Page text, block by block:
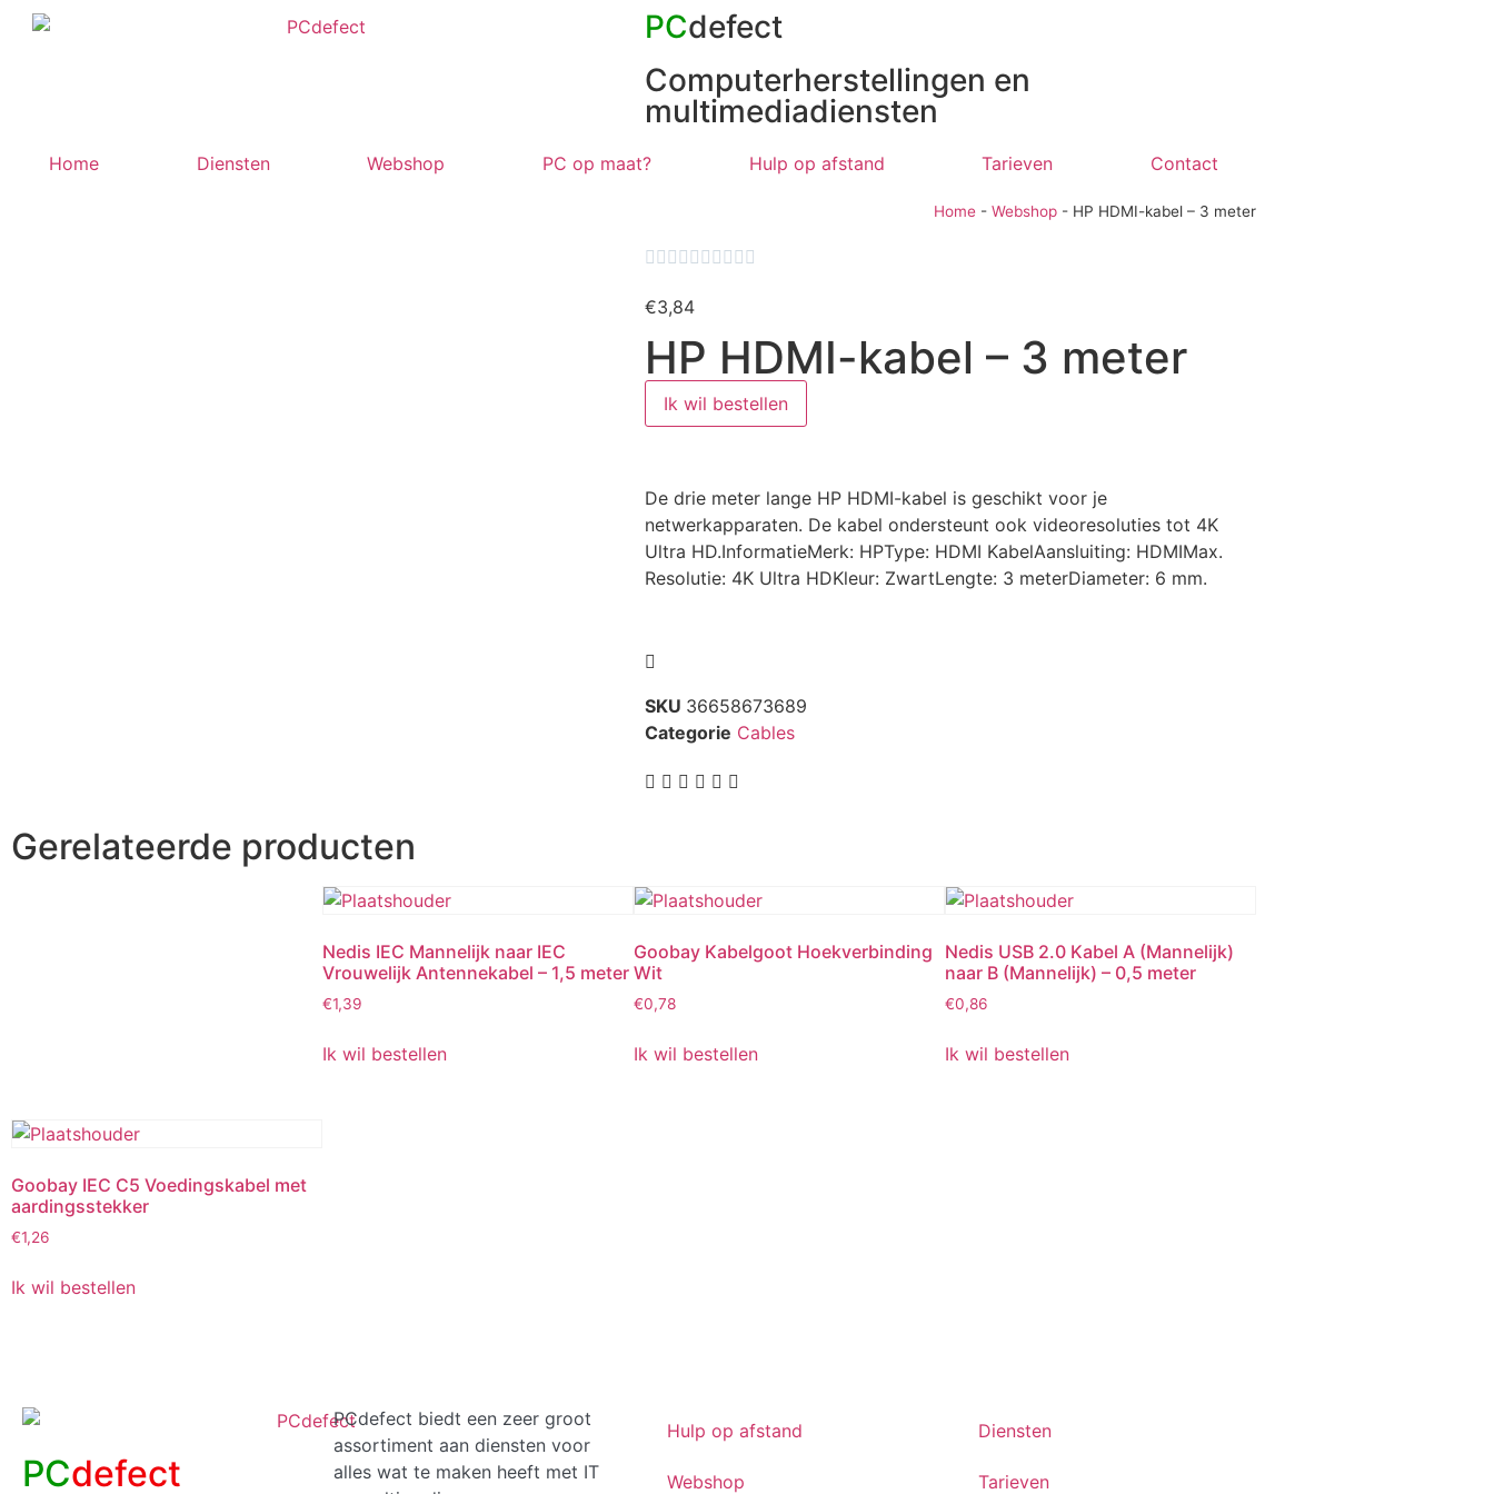
PCdefect
Computerherstellingen en
multimediadiensten
Home Diensten Webshop PC op maat? Hulp op afstand Tarieven Contact
Home - Webshop - HP HDMI-kabel – 3 meter
         
€3,84
HP HDMI-kabel – 3 meter
Ik wil bestellen
De drie meter lange HP HDMI-kabel is geschikt voor je
netwerkapparaten. De kabel ondersteunt ook videoresoluties tot 4K
Ultra HD.InformatieMerk: HPType: HDMI KabelAansluiting: HDMIMax.
Resolutie: 4K Ultra HDKleur: ZwartLengte: 3 meterDiameter: 6 mm.
SKU 36658673689
Categorie Cables
Gerelateerde producten
Nedis IEC Mannelijk naar IEC
Vrouwelijk Antennekabel – 1,5 meter
€1,39
Ik wil bestellen
Goobay Kabelgoot Hoekverbinding
Wit
€0,78
Ik wil bestellen
Nedis USB 2.0 Kabel A (Mannelijk)
naar B (Mannelijk) – 0,5 meter
€0,86
Ik wil bestellen
Goobay IEC C5 Voedingskabel met
aardingsstekker
€1,26
Ik wil bestellen
PCdefect
PCdefect biedt een zeer groot
assortiment aan diensten voor
alles wat te maken heeft met IT
Hulp op afstand
Webshop
Diensten
Tarieven